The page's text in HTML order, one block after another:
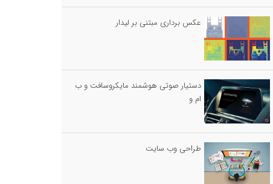
عکس برداری مبتنی بر لیدار
دستیار صوتی هوشمند مایکروسافت و ب
ام و
طراحی وب سایت